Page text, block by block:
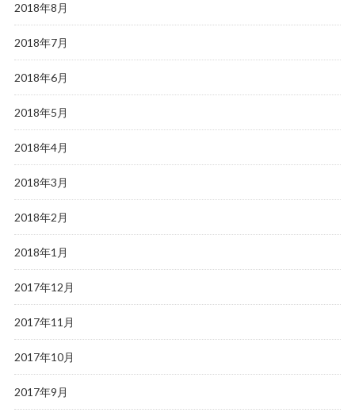
2018年8月
2018年7月
2018年6月
2018年5月
2018年4月
2018年3月
2018年2月
2018年1月
2017年12月
2017年11月
2017年10月
2017年9月